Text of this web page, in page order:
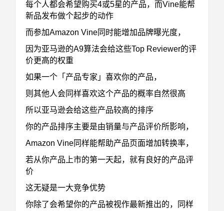
每个人都会希望购买4或5星的产品，而Vine能帮
新品发布做个起步的动作
而参加Amazon Vine同时能增加品牌曝光度，
因为亚马逊的A9算法会给这些Top Reviewer的评
价更高的权重
如果一个「产品专家」喜欢你的产品，
则其他人会同样喜欢这个产品的概率自然很高
所以亚马逊会给这些产品较高的排序
你的产品排序主要是由销量与产品评价所影响，
Amazon Vine同样能帮助产品页面增加转换率，
若从你产品上市的第一天起，就有良好的产品评
价
这无疑是一大竞争优势
你除了会希望你的产品被视作最新推出的，同样